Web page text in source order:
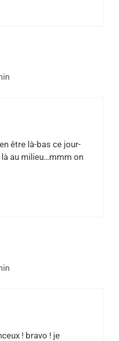
être là-bas ce jour-
là au milieu…mmm on
! bravo ! je